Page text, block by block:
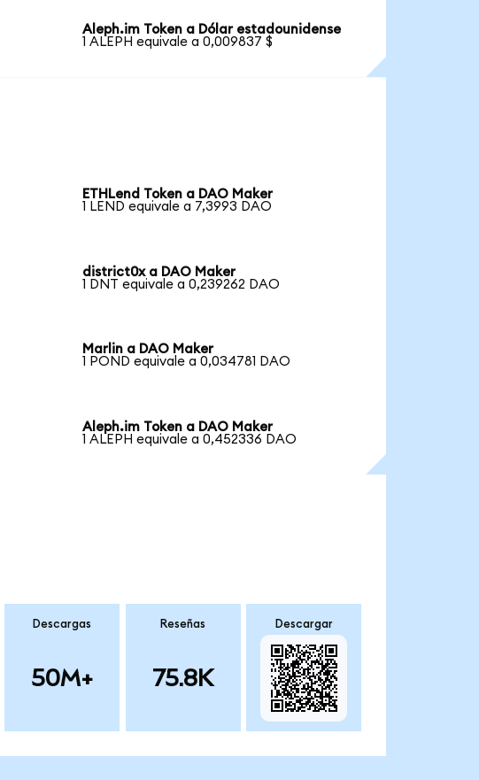
Aleph.im Token a Dólar estadounidense
1 ALEPH equivale a 0,009837 $
ETHLend Token a DAO Maker
1 LEND equivale a 7,3993 DAO
district0x a DAO Maker
1 DNT equivale a 0,239262 DAO
Marlin a DAO Maker
1 POND equivale a 0,034781 DAO
Aleph.im Token a DAO Maker
1 ALEPH equivale a 0,452336 DAO
Descargas
50M+
Reseñas
75.8K
Descargar